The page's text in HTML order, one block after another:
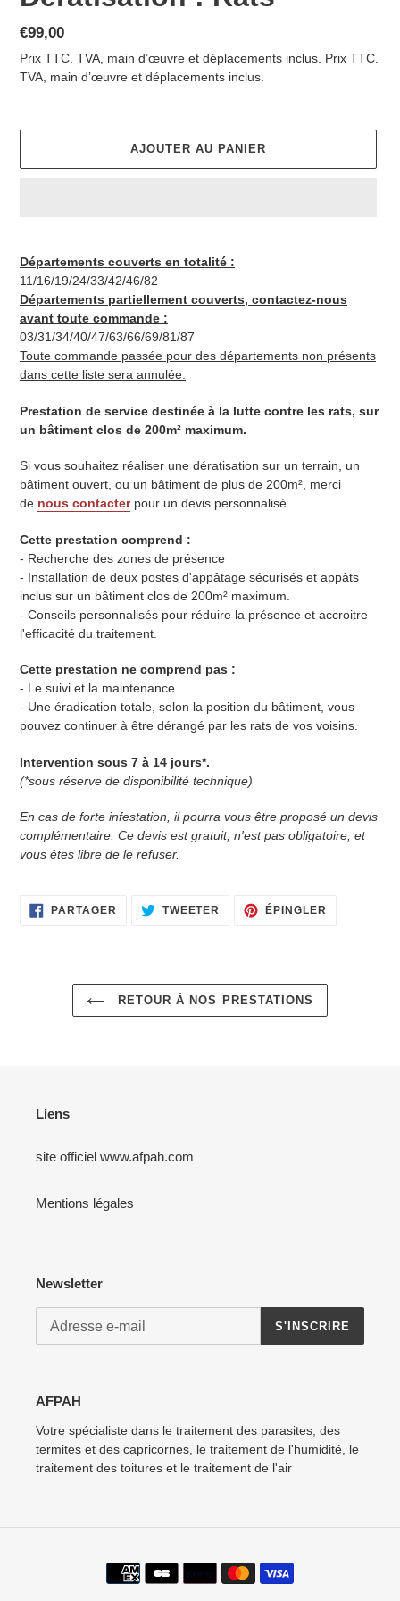
Prix
normal
€99,00
Prix TTC. TVA, main d’œuvre et déplacements inclus. Prix TTC.
TVA, main d’œuvre et déplacements inclus.
AJOUTER AU PANIER
d'une
prestation
au
panier
Départements couverts en totalité :
11/16/19/24/33/42/46/82
Départements partiellement couverts, contactez-nous
avant toute commande :
03/31/34/40/47/63/66/69/81/87
Toute commande passée pour des départements non présents
dans cette liste sera annulée.
Prestation de service destinée à la lutte contre les rats, sur
un bâtiment clos de 200m² maximum.
Si vous souhaitez réaliser une dératisation sur un terrain, un
bâtiment ouvert, ou un bâtiment de plus de 200m², merci
de nous contacter pour un devis personnalisé.
Cette prestation comprend :
- Recherche des zones de présence
- Installation de deux postes d'appâtage sécurisés et appâts
inclus sur un bâtiment clos de 200m² maximum.
- Conseils personnalisés pour réduire la présence et accroitre
l'efficacité du traitement.
Cette prestation ne comprend pas :
- Le suivi et la maintenance
- Une éradication totale, selon la position du bâtiment, vous
pouvez continuer à être dérangé par les rats de vos voisins.
Intervention sous 7 à 14 jours*.
(*sous réserve de disponibilité technique)
En cas de forte infestation, il pourra vous être proposé un devis
complémentaire. Ce devis est gratuit, n'est pas obligatoire, et
vous êtes libre de le refuser.
PARTAGER PARTAGER
SUR
TWEETER TWEETER
SUR
ÉPINGLER
RETOUR À NOS PRESTATIONS
Liens
site officiel www.afpah.com
Mentions légales
Newsletter
S'INSCRIRE
AFPAH
Votre spécialiste dans le traitement des parasites, des
termites et des capricornes, le traitement de l'humidité, le
traitement des toitures et le traitement de l'air
Moyens
de